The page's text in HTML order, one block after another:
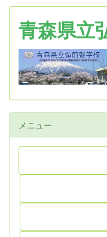
青森県立
メニュー